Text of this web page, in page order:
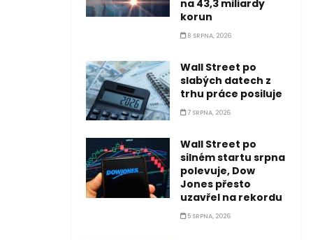
na 43,3 miliardy
korun
8 SRPNA, 2026
Wall Street po
slabých datech z
trhu práce posiluje
7 SRPNA, 2026
Wall Street po
silném startu srpna
polevuje, Dow
Jones přesto
uzavřel na rekordu
5 SRPNA, 2026